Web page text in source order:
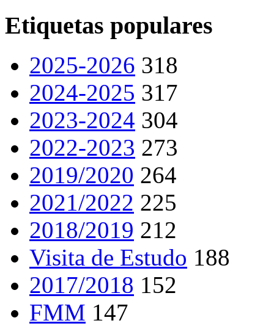
Etiquetas populares
2025-2026 318
2024-2025 317
2023-2024 304
2022-2023 273
2019/2020 264
2021/2022 225
2018/2019 212
Visita de Estudo 188
2017/2018 152
FMM 147